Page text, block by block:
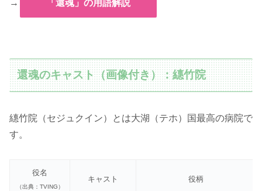
→ 「還魂」の用語解説
還魂のキャスト（画像付き）：繐竹院
繐竹院（セジュクイン）とは大湖（テホ）国最高の病院で
す。
役名
（出典：TVING）
キャスト 役柄